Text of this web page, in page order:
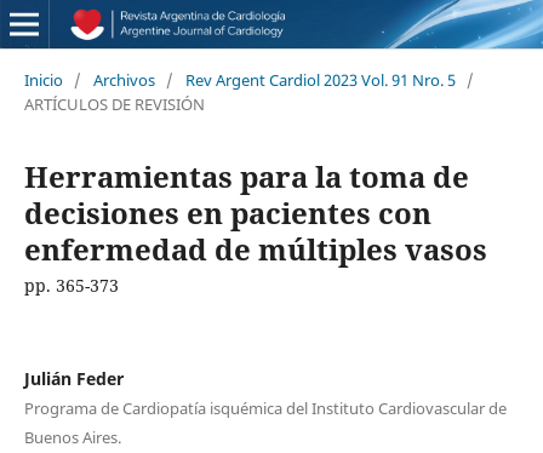
Inicio / Archivos / Rev Argent Cardiol 2023 Vol. 91 Nro. 5 /
ARTÍCULOS DE REVISIÓN
Herramientas para la toma de
decisiones en pacientes con
enfermedad de múltiples vasos
pp. 365-373
Julián Feder
Programa de Cardiopatía isquémica del Instituto Cardiovascular de
Buenos Aires.